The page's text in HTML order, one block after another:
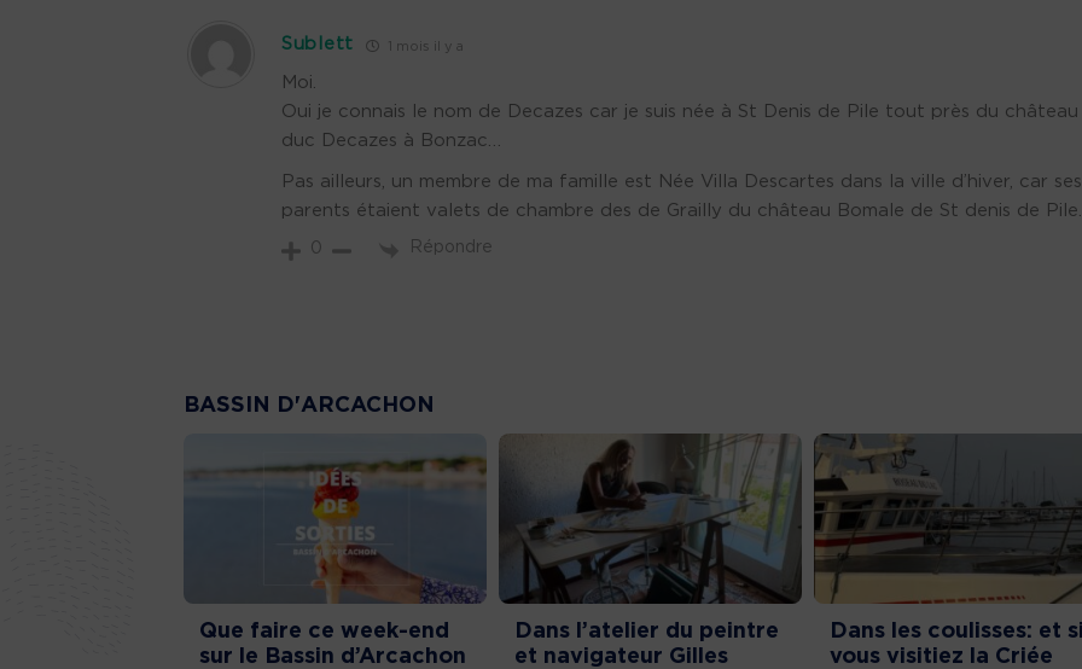
Sublett 1 mois il y a
Moi.
Oui je connais le nom de Decazes car je suis née à St Denis de Pile tout près du
duc Decazes à Bonzac…
Pas ailleurs, un membre de ma famille est Née Villa Descartes dans la ville d’hiver, car ses
parents étaient valets de chambre des de Grailly du château Bomale de St denis de Pile.
0 Répondre
BASSIN D'ARCACHON
Que faire ce week-end
sur le Bassin d’Arcachon
Dans l’atelier du peintre
et navigateur Gilles
Dans les coulisses: et
vous visitiez la Criée